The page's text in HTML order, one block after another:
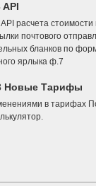
API
расчета стоимости
почтового
бланков по
ярлыка ф.7
Новые Тарифы
в тарифах